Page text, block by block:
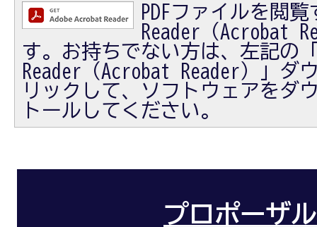
PDFファイルを閲
Reader（Acrobat
す。お持ちでない方は、左記の
Reader（Acrobat Reader）」ダ
リックして、ソフトウェアをダ
トールしてください。
プロポーザ